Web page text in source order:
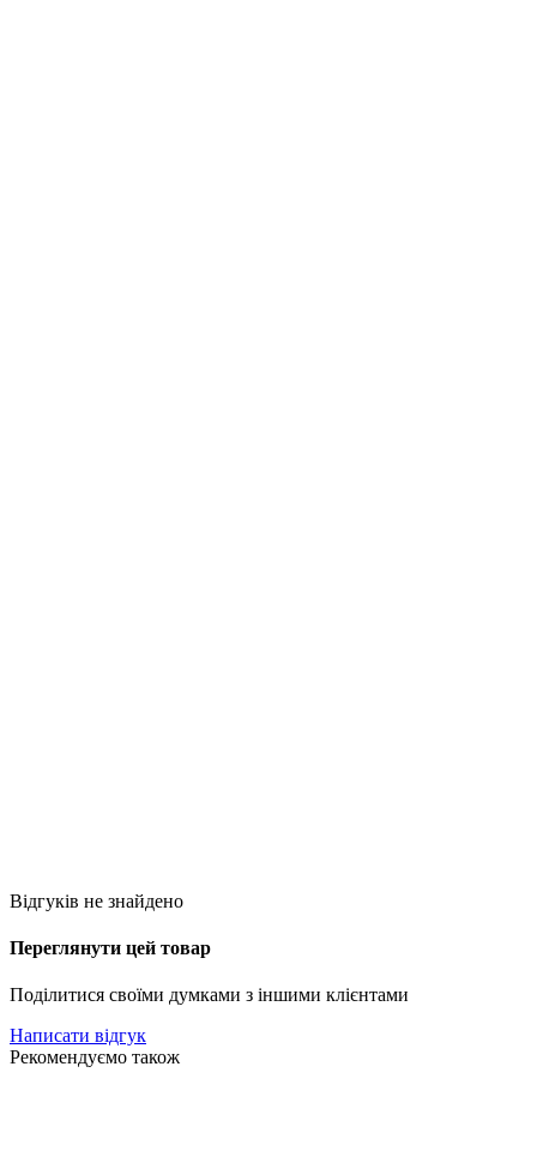
Відгуків не знайдено
Переглянути цей товар
Поділитися своїми думками з іншими клієнтами
Написати відгук
Рекомендуємо також